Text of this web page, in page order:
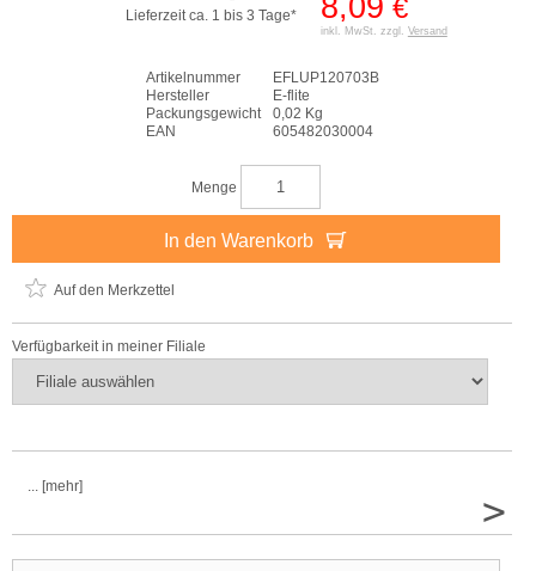
8,09 €
inkl. MwSt. zzgl. Versand
Lieferzeit ca. 1 bis 3 Tage*
Artikelnummer
EFLUP120703B
Hersteller
E-flite
Packungsgewicht
0,02 Kg
EAN
605482030004
Menge
In den Warenkorb
Auf den Merkzettel
Verfügbarkeit in meiner Filiale
... [mehr]
>